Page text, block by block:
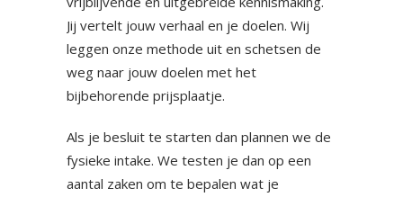
Jij vertelt jouw verhaal en je doelen. Wij
leggen onze methode uit en schetsen de
weg naar jouw doelen met het
bijbehorende prijsplaatje.
Als je besluit te starten dan plannen we de
fysieke intake. We testen je dan op een
aantal zaken om te bepalen wat je